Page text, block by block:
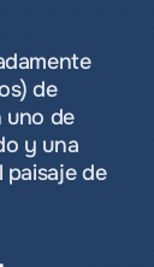
de
uno de
y una
de